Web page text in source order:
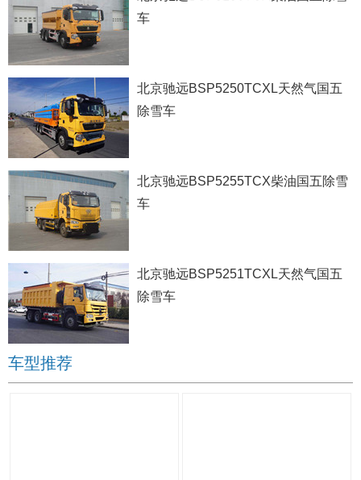
车
北京驰远BSP5250TCXL天然气国五
除雪车
北京驰远BSP5255TCX柴油国五除雪
车
北京驰远BSP5251TCXL天然气国五
除雪车
车型推荐